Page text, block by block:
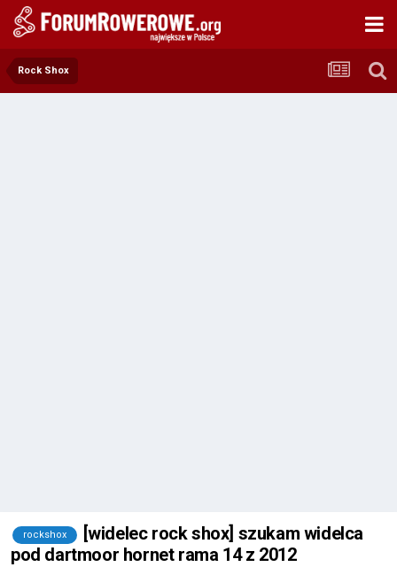
Rock Shox
rockshox
[widelec rock shox] szukam widelca
pod dartmoor hornet rama 14 z 2012